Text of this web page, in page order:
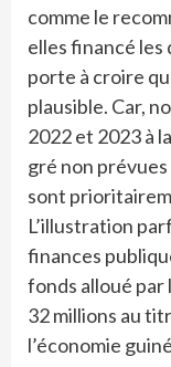
comme le
elles financé
porte à croire
plausible. Car,
2022 et 2023 à
gré non
sont
L’illustration
finances
fonds alloué par
32 millions au
l’économie